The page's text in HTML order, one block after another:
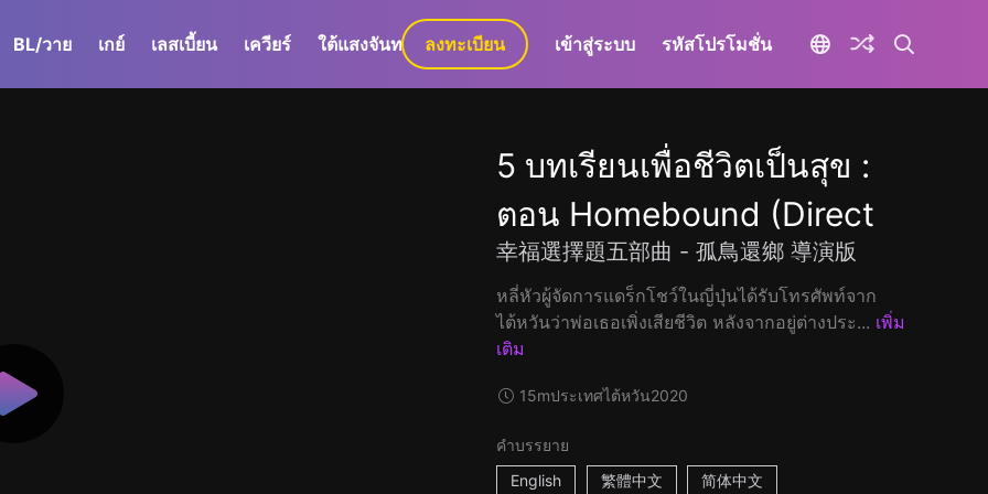
BL/วาย เกย์ เลสเบี้ยน เควียร์ ใต้แสงจันทร์ GaLa+
ลงทะเบียน เข้าสู่ระบบ รหัสโปรโมชั่น
5 บทเรียนเพื่อชีวิตเป็นสุข :
ตอน Homebound (Direct
幸福選擇題五部曲 - 孤鳥還鄉 導演版
หลี่หัวผู้จัดการแดร็กโชว์ในญี่ปุ่นได้รับโทรศัพท์จาก
ไต้หวันว่าพ่อเธอเพิ่งเสียชีวิต หลังจากอยู่ต่างประ... เพิ่ม
เติม
15mประเทศไต้หวัน2020
คำบรรยาย
English
繁體中文 简体中文